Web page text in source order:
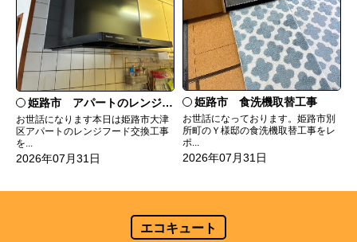
姫路市 アパートのレンジフード交換
お世話になります本日は姫路市大津
区アパートのレンジフード交換工事
を...
2026年07月31日
姫路市 食洗機取替工事
お世話になっております。姫路市別
所町のＹ様邸の食洗機取替工事をレ
ポ...
2026年07月31日
エコキュート